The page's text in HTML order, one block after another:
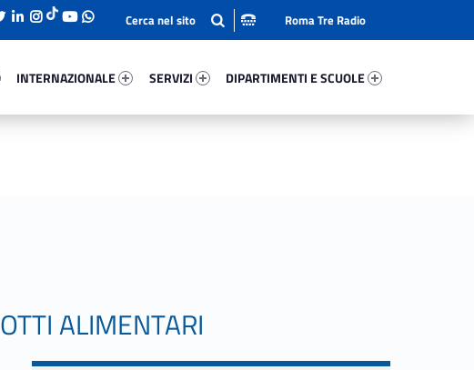
INTERNAZIONALE
SERVIZI
DIPARTIMENTI E SCUOLE
Roma Tre Radio
ALIMENTARI